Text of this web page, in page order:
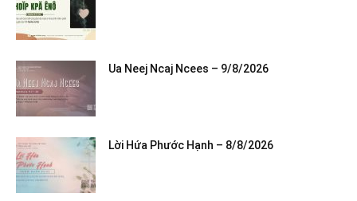
Ua Neej Ncaj Ncees – 9/8/2026
Lời Hứa Phước Hạnh – 8/8/2026